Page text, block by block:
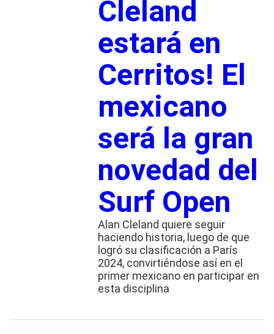
Cleland
estará en
Cerritos! El
mexicano
será la gran
novedad del
Surf Open
Alan Cleland quiere seguir
haciendo historia, luego de que
logró su clasificación a París
2024, convirtiéndose así en el
primer mexicano en participar en
esta disciplina